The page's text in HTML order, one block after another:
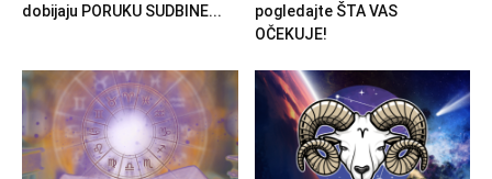
dobijaju PORUKU SUDBINE...
pogledajte ŠTA VAS
OČEKUJE!